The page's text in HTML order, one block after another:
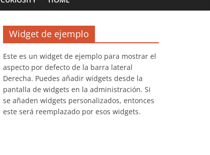
Widget de ejemplo
Este es un widget de ejemplo para mostrar el
aspecto por defecto de la barra lateral
Derecha. Puedes añadir widgets desde la
pantalla de widgets en la administración. Si
se añaden widgets personalizados, entonces
este será reemplazado por esos widgets.